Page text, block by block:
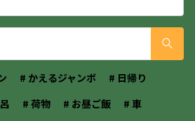
# かえるジャンボ
# 日帰り
# 荷物 # お昼ご飯
# 車